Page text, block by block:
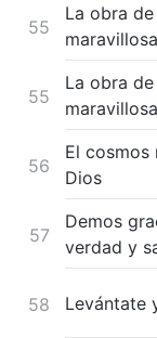
55
La obra
55
La obra
56
El cosmos
Dios
57
Demos
verdad y
58 Levántate